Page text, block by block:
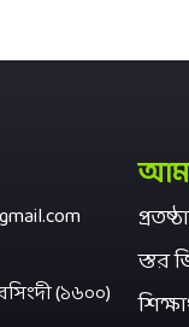
(১৬০০)
স্তর